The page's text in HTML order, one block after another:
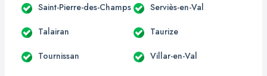
Saint-Pierre-des-Champs Serviès-en-Val
Talairan Taurize
Tournissan Villar-en-Val